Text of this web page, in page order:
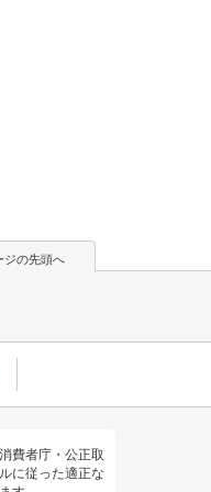
ジの先頭へ
費者庁・公正取
に従った適正な